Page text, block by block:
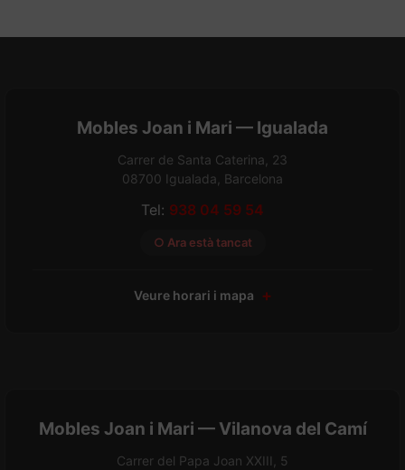
Mobles Joan i Mari — Igualada
Carrer de Santa Caterina, 23
08700 Igualada, Barcelona
Tel: 938 04 59 54
○ Ara està tancat
Veure horari i mapa
Mobles Joan i Mari — Vilanova del Camí
Carrer del Papa Joan XXIII, 5